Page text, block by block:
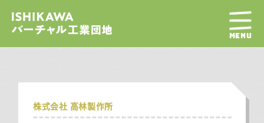
MENU
株式会社 高林製作所